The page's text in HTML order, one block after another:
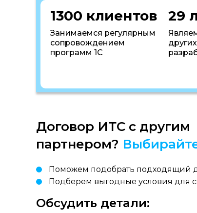
1300 клиентов
Занимаемся регулярным
сопровождением
программ 1С
29
Договор ИТС с другим
партнером?
Поможем подобрать подходящий
Подберем выгодные условия для
Обсудить детали: